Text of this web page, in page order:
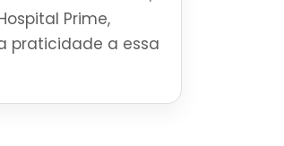
Prime,
praticidade a essa